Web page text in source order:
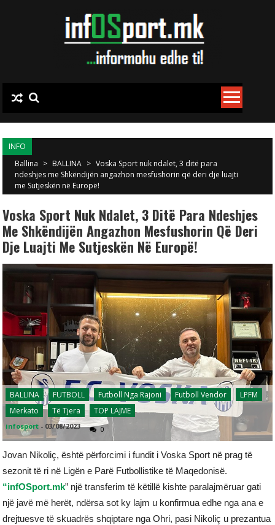
INFO
Ballina > BALLINA > Voska Sport nuk ndalet, 3 ditë para
ndeshjes me Shkëndijën angazhon mesfushorin që deri dje luajti
me Sutjeskën në Europë!
Voska Sport Nuk Ndalet, 3 Ditë Para Ndeshjes
Me Shkëndijën Angazhon Mesfushorin Që Deri
Dje Luajti Me Sutjeskën Në Europë!
BALLINA FUTBOLL Futboll Nga Rajoni Futboll Vendor
LPFM
Merkato
Të Tjera TOP LAJME
infosport - 03/08/2023 0
Jovan Nikoliç, është përforcimi i fundit i Voska Sport në prag të
sezonit të ri në Ligën e Parë Futbollistike të Maqedonisë.
“infOSport.mk” një transferim të këtillë kishte paralajmëruar gati
një javë më herët, ndërsa sot ky lajm u konfirmua edhe nga ana e
drejtuesve të skuadrës shqiptare nga Ohri, pasi Nikoliç u prezantua